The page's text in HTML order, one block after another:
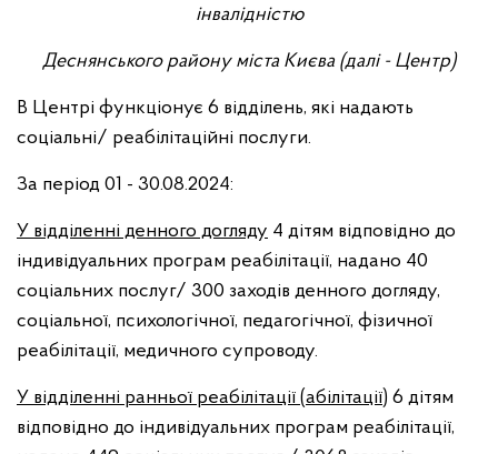
інвалідністю
Деснянського району міста Києва (далі - Центр)
В Центрі функціонує 6 відділень, які надають
соціальні/ реабілітаційні послуги.
За період 01 - 30.08.2024:
У відділенні денного догляду 4 дітям відповідно до
індивідуальних програм реабілітації, надано 40
соціальних послуг/ 300 заходів денного догляду,
соціальної, психологічної, педагогічної, фізичної
реабілітації, медичного супроводу.
У відділенні ранньої реабілітації (абілітації) 6 дітям
відповідно до індивідуальних програм реабілітації,